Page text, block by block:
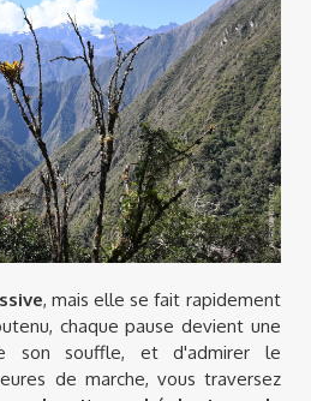
, mais elle se fait rapidement
chaque pause devient une
son souffle, et d'admirer le
de marche, vous traversez